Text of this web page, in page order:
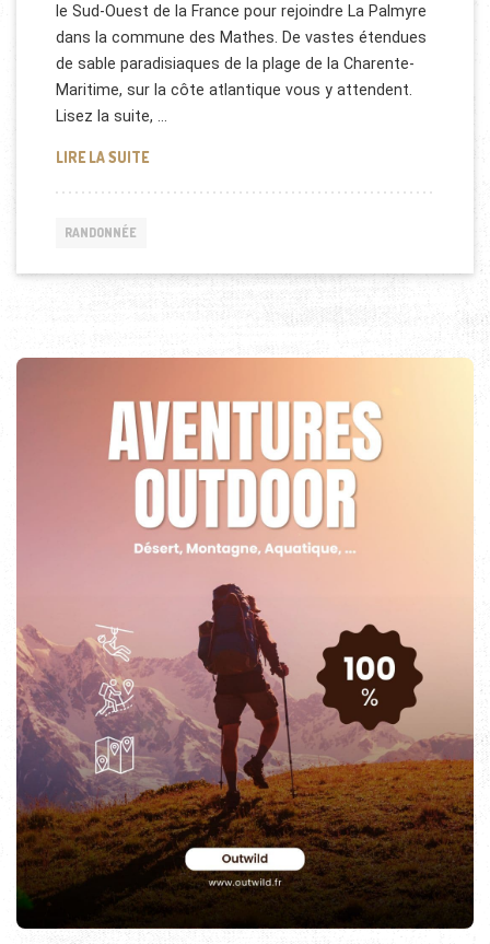
le Sud-Ouest de la France pour rejoindre La Palmyre
dans la commune des Mathes. De vastes étendues
de sable paradisiaques de la plage de la Charente-
Maritime, sur la côte atlantique vous y attendent.
Lisez la suite, …
LIRE LA SUITEDESTINATION LA PALMYRE – LES MATHES
RANDONNÉE